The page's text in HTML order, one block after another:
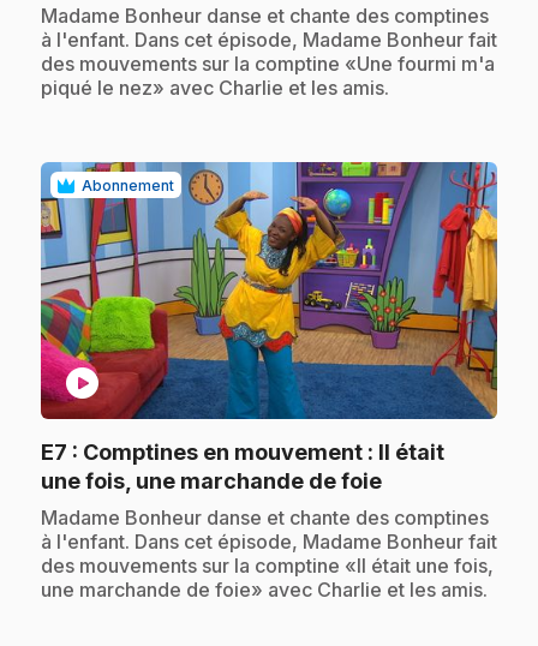
.Madame Bonheur danse et chante des comptines
à l'enfant. Dans cet épisode, Madame Bonheur fait
des mouvements sur la comptine «Une fourmi m'a
piqué le nez» avec Charlie et les amis.
Abonnement
play_circle
E7 : Comptines en mouvement : Il était
une fois, une marchande de foie.
.Madame Bonheur danse et chante des comptines
à l'enfant. Dans cet épisode, Madame Bonheur fait
des mouvements sur la comptine «Il était une fois,
une marchande de foie» avec Charlie et les amis.